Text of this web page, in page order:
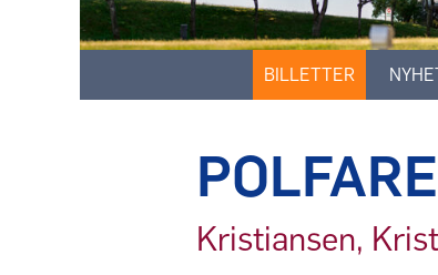
BILLETTER
Kristiansen,